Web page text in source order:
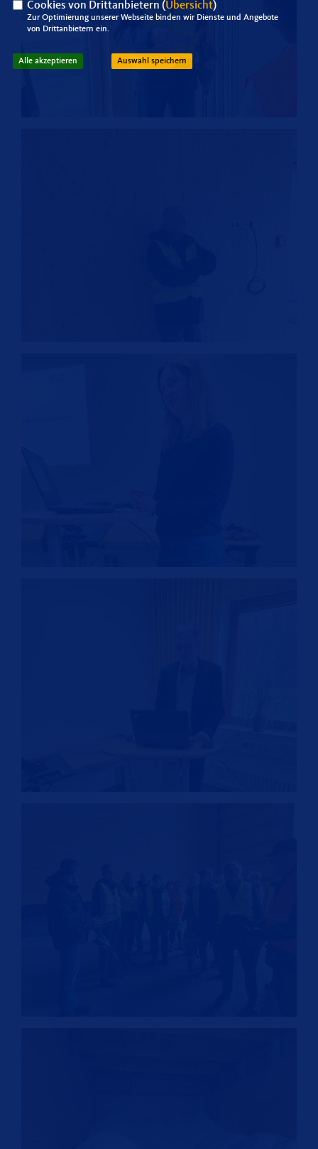
Cookies von Drittanbietern (Übersicht)
Zur Optimierung unserer Webseite binden wir Dienste und Angebote
von Drittanbietern ein.
Alle akzeptieren Auswahl speichern